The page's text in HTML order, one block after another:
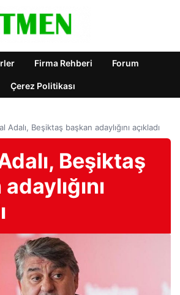
Firma Rehberi Forum
Çerez Politikası
Adalı, Beşiktaş başkan adaylığını açıkladı
Beşiktaş